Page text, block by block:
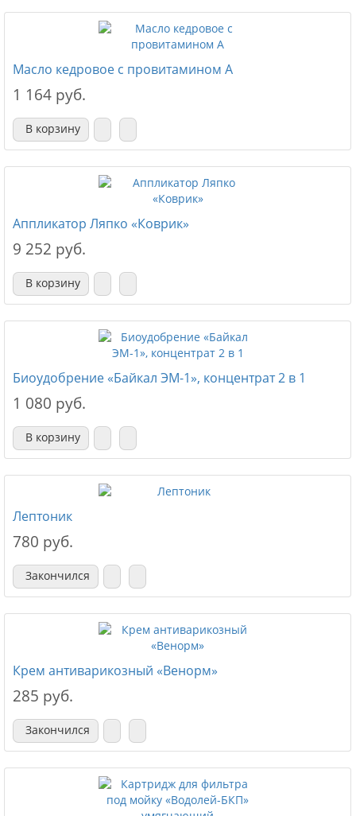
Масло кедровое с провитамином А
1 164 руб.
В корзину
Аппликатор Ляпко «Коврик»
9 252 руб.
В корзину
Биоудобрение «Байкал ЭМ-1», концентрат 2 в 1
1 080 руб.
В корзину
Лептоник
780 руб.
Закончился
Крем антиварикозный «Венорм»
285 руб.
Закончился